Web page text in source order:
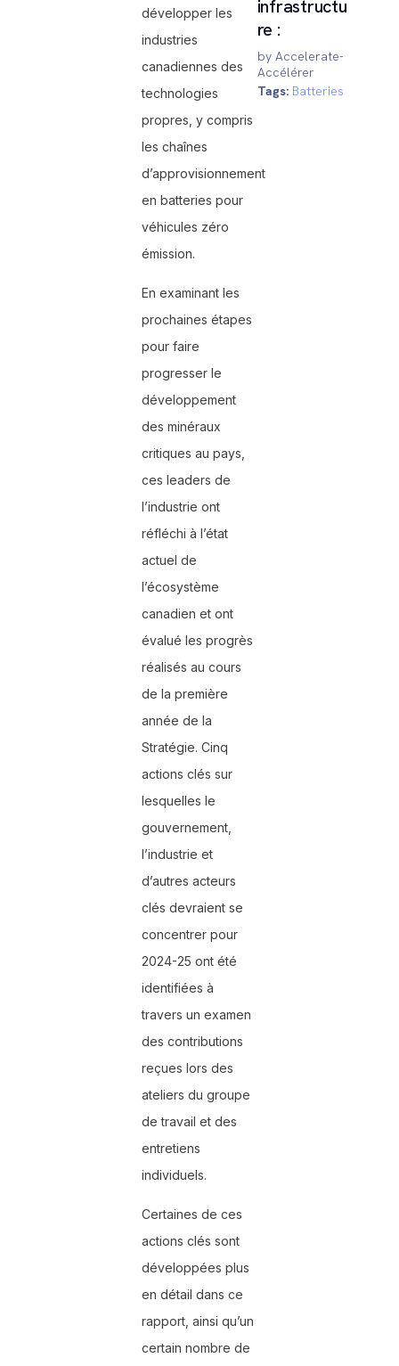
infrastructu
re :
by Accelerate-
Accélérer
Tags: Batteries
développer les
industries
canadiennes des
technologies
propres, y compris
les chaînes
d’approvisionnement
en batteries pour
véhicules zéro
émission.
En examinant les
prochaines étapes
pour faire
progresser le
développement
des minéraux
critiques au pays,
ces leaders de
l’industrie ont
réfléchi à l’état
actuel de
l’écosystème
canadien et ont
évalué les progrès
réalisés au cours
de la première
année de la
Stratégie. Cinq
actions clés sur
lesquelles le
gouvernement,
l’industrie et
d’autres acteurs
clés devraient se
concentrer pour
2024-25 ont été
identifiées à
travers un examen
des contributions
reçues lors des
ateliers du groupe
de travail et des
entretiens
individuels.
Certaines de ces
actions clés sont
développées plus
en détail dans ce
rapport, ainsi qu’un
certain nombre de